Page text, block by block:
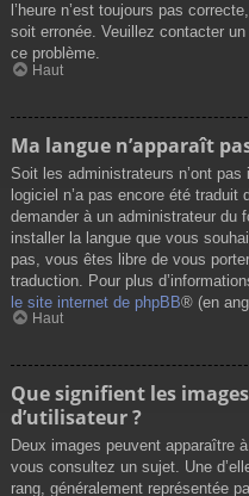
l’heure n’est toujours pas
soit erronée. Veuillez contacter
ce problème.
Haut
Ma langue n’apparaît
Soit les administrateurs n’ont
logiciel n’a pas encore été
demander à un administrateur du
installer la langue que vous
pas, vous êtes libre de vous
traduction. Pour plus
le site internet de phpBB® (en
Haut
Que signifient les
d’utilisateur ?
Deux images peuvent apparaître
vous consultez un sujet. Une
rang, généralement représentée